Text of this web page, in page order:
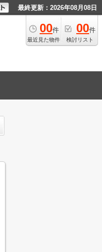
最終更新：2026年08月08日
00件
最近見た物件
00件
検討リスト